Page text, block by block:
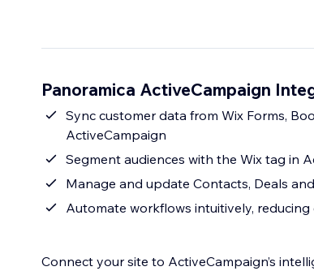
Panoramica ActiveCampaign
Sync customer data from Wix Forms,
ActiveCampaign
Segment audiences with the Wix tag in
Manage and update Contacts, Deals
Automate workflows intuitively,
Connect your site to ActiveCampaign’s